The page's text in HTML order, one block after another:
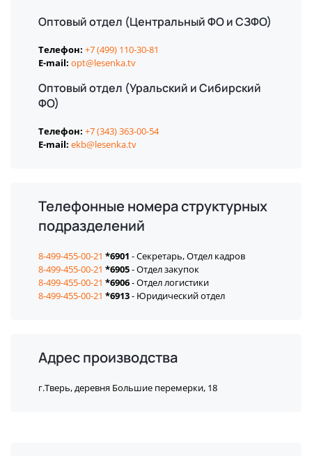
Оптовый отдел (Центральный ФО и СЗФО)
Телефон: +7 (499) 110-30-81
E-mail: opt@lesenka.tv
Оптовый отдел (Уральский и Сибирский
ФО)
Телефон: +7 (343) 363-00-54
E-mail: ekb@lesenka.tv
Телефонные номера структурных
подразделений
8-499-455-00-21 *6901 - Секретарь, Отдел кадров
8-499-455-00-21 *6905- Отдел закупок
8-499-455-00-21 *6906- Отдел логистики
8-499-455-00-21 *6913- Юридический отдел
Адрес производства
г.Тверь, деревня Большие перемерки, 18